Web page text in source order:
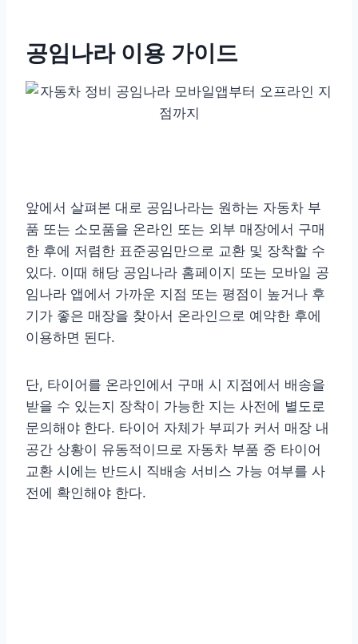
공임나라 이용 가이드
앞에서 살펴본 대로 공임나라는 원하는 자동차 부
품 또는 소모품을 온라인 또는 외부 매장에서 구매
한 후에 저렴한 표준공임만으로 교환 및 장착할 수
있다. 이때 해당 공임나라 홈페이지 또는 모바일 공
임나라 앱에서 가까운 지점 또는 평점이 높거나 후
기가 좋은 매장을 찾아서 온라인으로 예약한 후에
이용하면 된다.
단, 타이어를 온라인에서 구매 시 지점에서 배송을
받을 수 있는지 장착이 가능한 지는 사전에 별도로
문의해야 한다. 타이어 자체가 부피가 커서 매장 내
공간 상황이 유동적이므로 자동차 부품 중 타이어
교환 시에는 반드시 직배송 서비스 가능 여부를 사
전에 확인해야 한다.